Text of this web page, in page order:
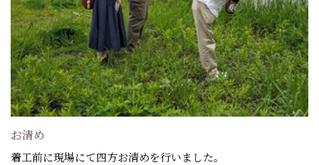
お清め
着工前に現場にて四方お清めを行いました。